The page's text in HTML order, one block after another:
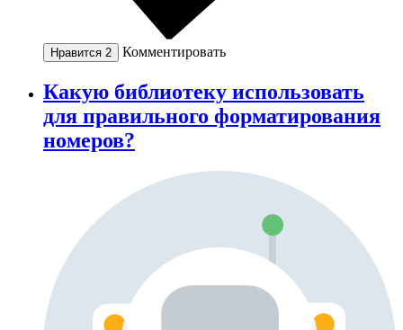
Нравится 2 Комментировать
Какую библиотеку использовать
для правильного форматирования
номеров?